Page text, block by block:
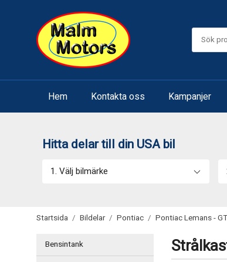
Hem Kontakta oss Kampanjer
Hitta delar till din USA bil
1. Välj bilmärke
Startsida / Bildelar / Pontiac / Pontiac Lemans -
Bensintank